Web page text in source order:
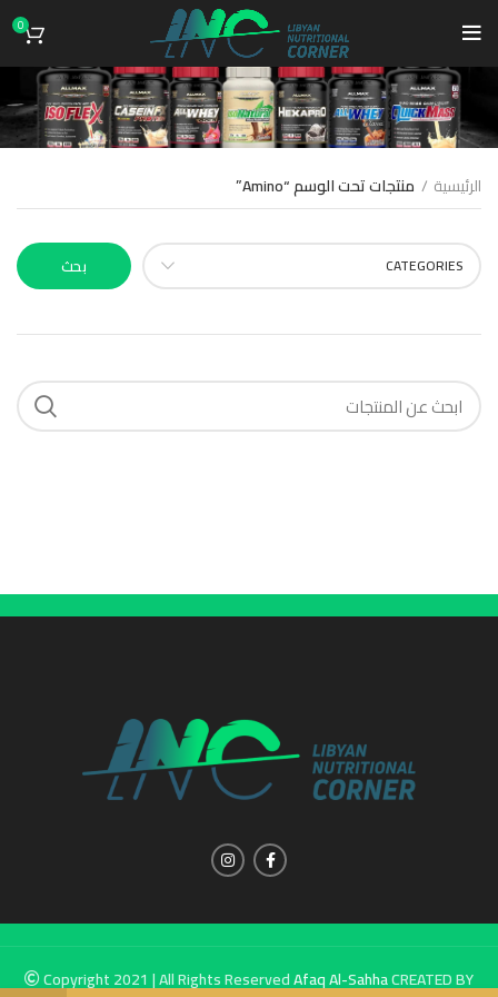
0
Amino
الرئيسية منتجات تحت الوسم “Amino”
CATEGORIES بحث
Copyright 2021 | All Rights ReservedAfaq Al-SahhaCREATED BY